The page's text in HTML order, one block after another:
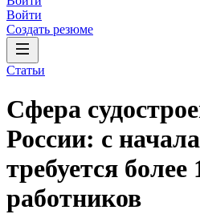
Войти
Создать резюме
Статьи
Сфера
России: с
требуется более
работников